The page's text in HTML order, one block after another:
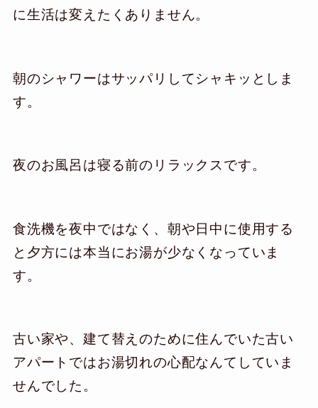
に生活は変えたくありません。
朝のシャワーはサッパリしてシャキッとしま
す。
夜のお風呂は寝る前のリラックスです。
食洗機を夜中ではなく、朝や日中に使用する
と夕方には本当にお湯が少なくなっていま
す。
古い家や、建て替えのために住んでいた古い
アパートではお湯切れの心配なんてしていま
せんでした。